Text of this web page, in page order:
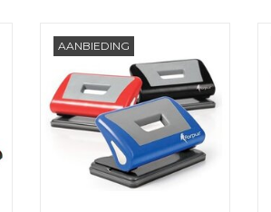
AANBIEDINGblauw
TOEVOEGEN AAN
WINKELWAGEN